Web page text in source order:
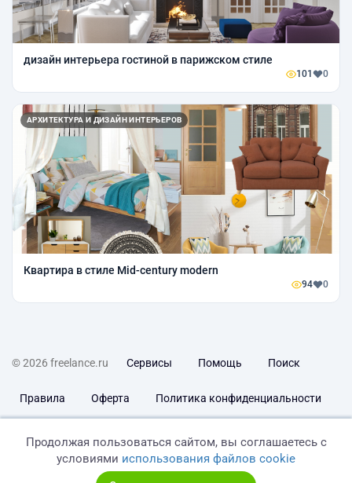
дизайн интерьера гостиной в парижском стиле
101 0
АРХИТЕКТУРА И ДИЗАЙН ИНТЕРЬЕРОВ
Квартира в стиле Mid-century modern
94 0
© 2026 freelance.ru Сервисы Помощь Поиск
Правила Оферта Политика конфиденциальности
Продолжая пользоваться сайтом, вы соглашаетесь с
условиями использования файлов cookie